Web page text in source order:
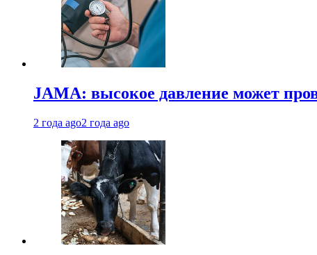
JAMA: высокое давление может
2 года ago2 года ago